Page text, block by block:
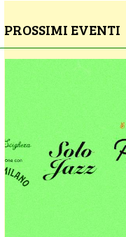
PROSSIMI EVENTI